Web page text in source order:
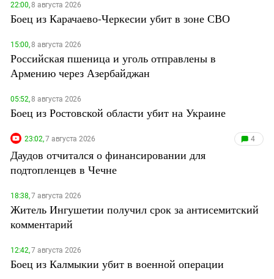
22:00,8 августа 2026
Боец из Карачаево-Черкесии убит в зоне СВО
15:00,8 августа 2026
Российская пшеница и уголь отправлены в
Армению через Азербайджан
05:52,8 августа 2026
Боец из Ростовской области убит на Украине
23:02,7 августа 2026 4
Даудов отчитался о финансировании для
подтопленцев в Чечне
18:38,7 августа 2026
Житель Ингушетии получил срок за антисемитский
комментарий
12:42,7 августа 2026
Боец из Калмыкии убит в военной операции